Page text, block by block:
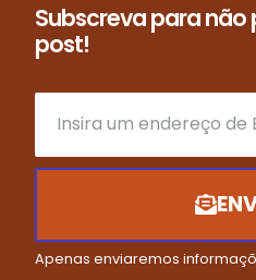
Subscreva para não
post!
Apenas enviaremos